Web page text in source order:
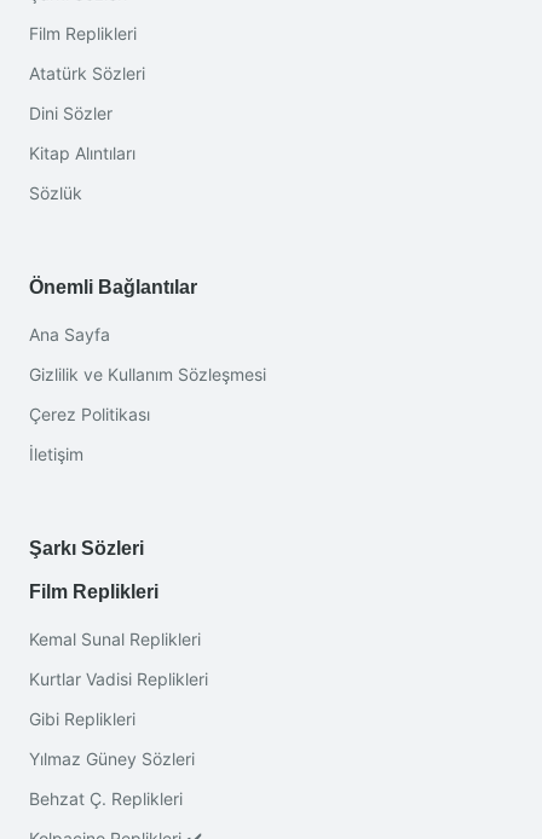
Film Replikleri
Atatürk Sözleri
Dini Sözler
Kitap Alıntıları
Sözlük
Önemli Bağlantılar
Ana Sayfa
Gizlilik ve Kullanım Sözleşmesi
Çerez Politikası
İletişim
Şarkı Sözleri
Film Replikleri
Kemal Sunal Replikleri
Kurtlar Vadisi Replikleri
Gibi Replikleri
Yılmaz Güney Sözleri
Behzat Ç. Replikleri